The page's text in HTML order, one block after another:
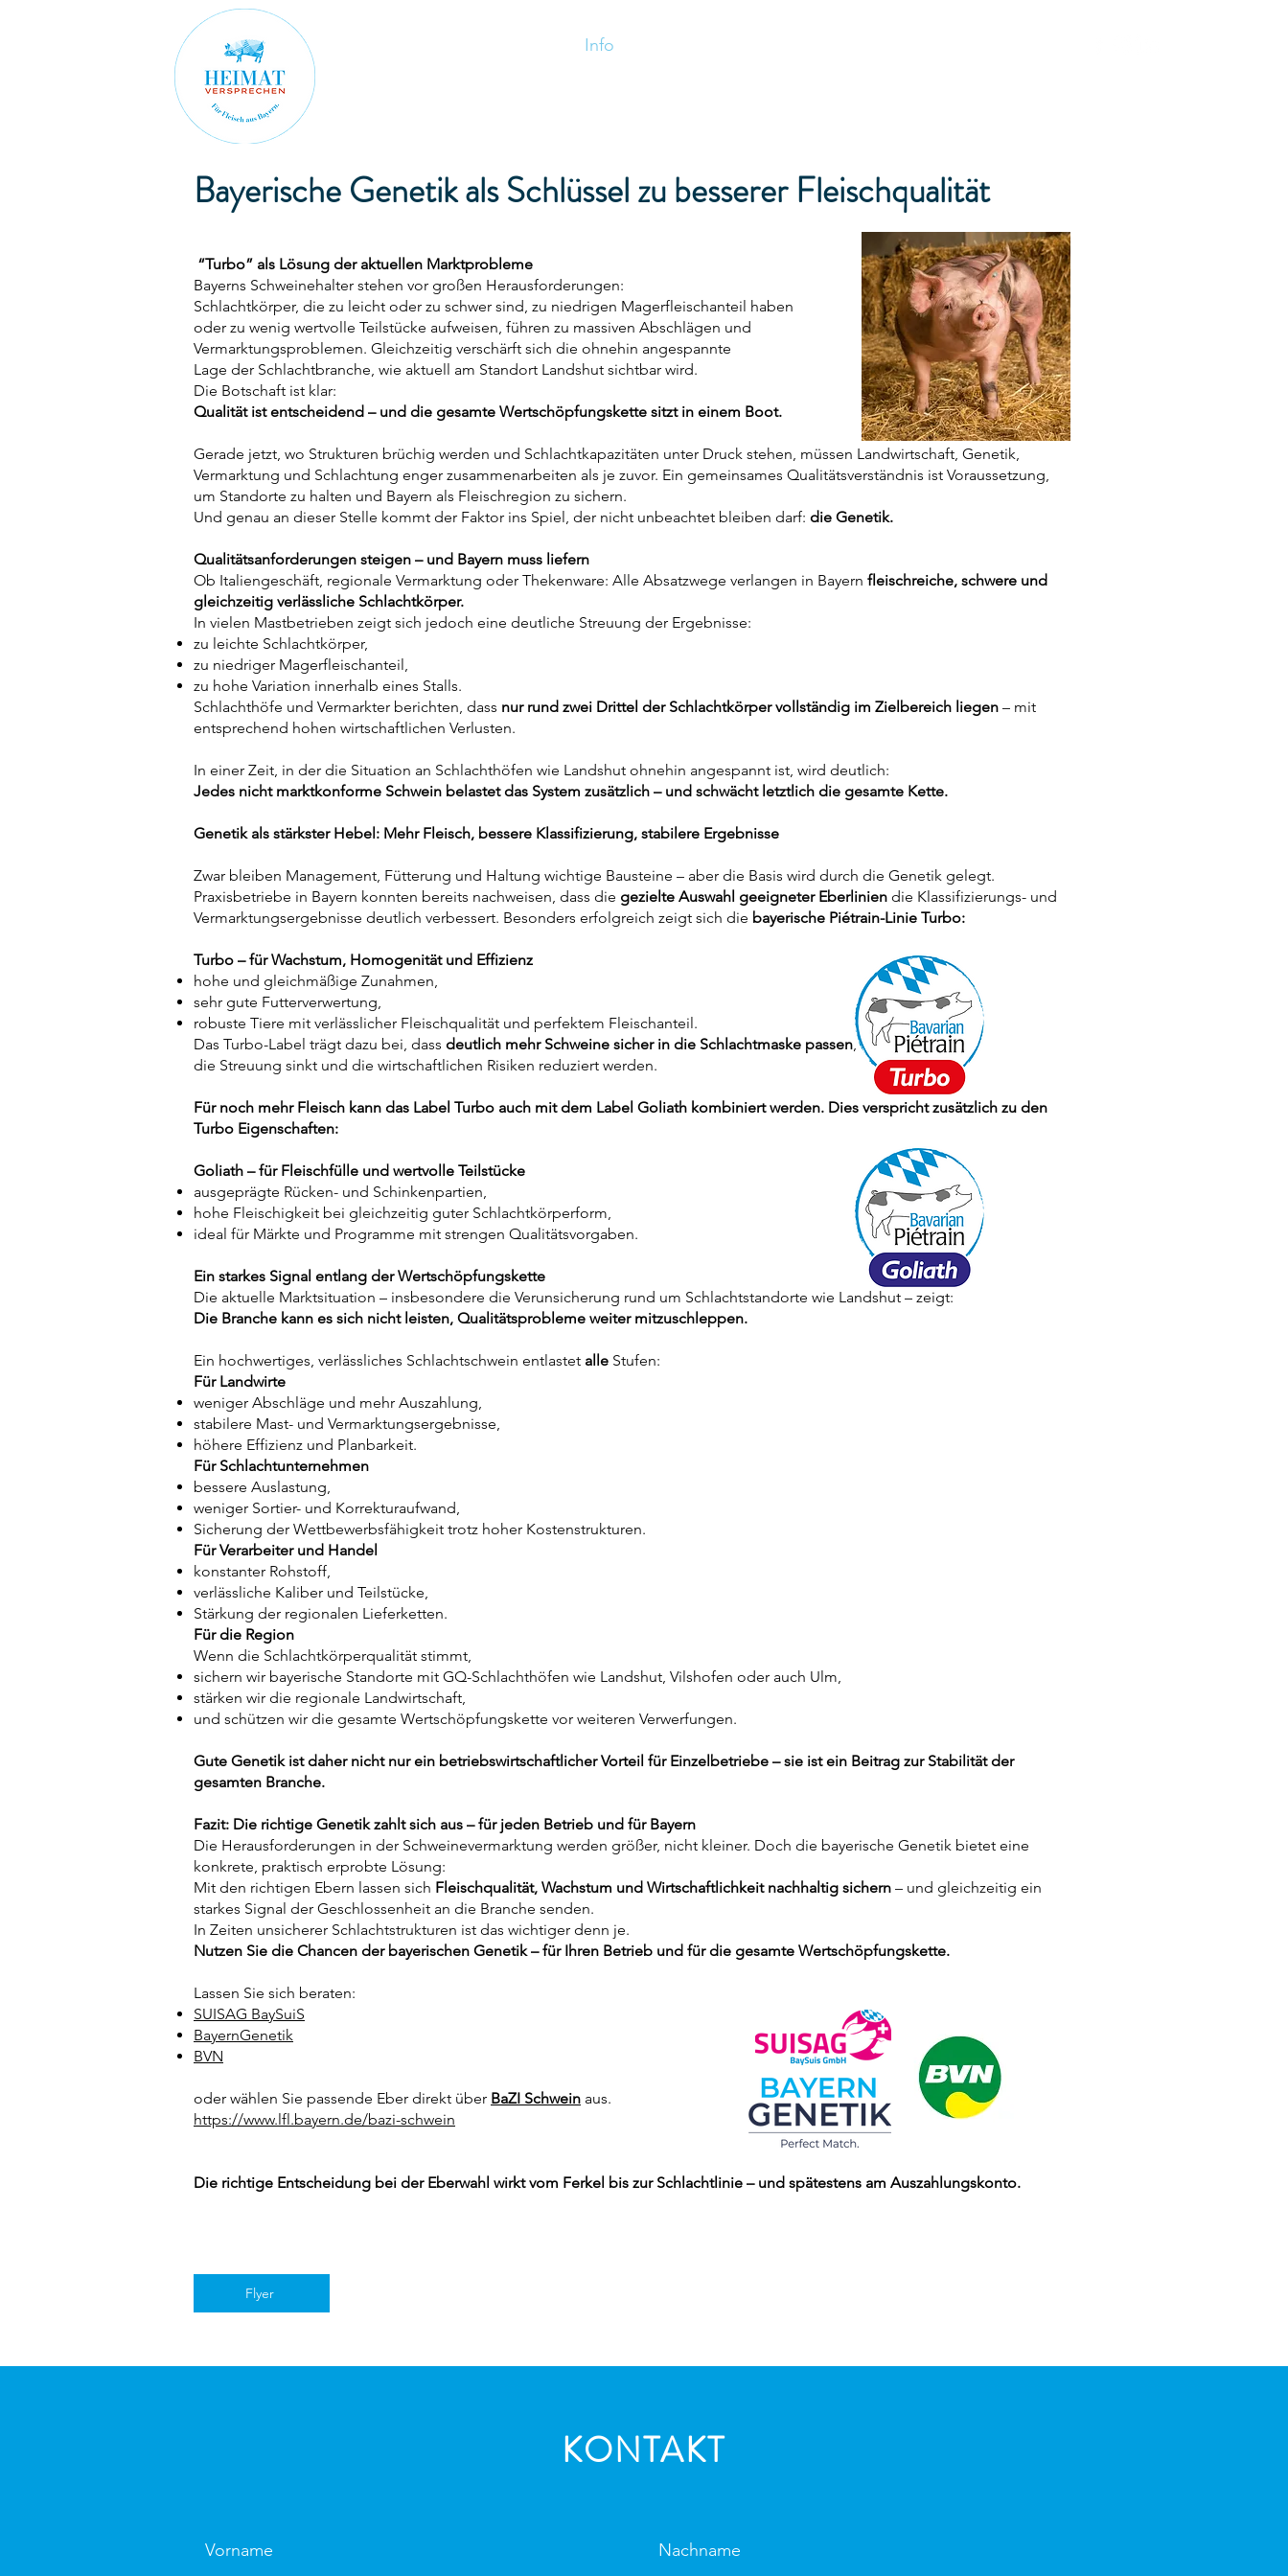
Info
Bayerische Genetik als Schlüssel zu besserer Fleischqualität
“Turbo” als Lösung der aktuellen Marktprobleme
Bayerns Schweinehalter stehen vor großen Herausforderungen:
Schlachtkörper, die zu leicht oder zu schwer sind, zu niedrigen Magerfleischanteil haben
oder zu wenig wertvolle Teilstücke aufweisen, führen zu massiven Abschlägen und
Vermarktungsproblemen. Gleichzeitig verschärft sich die ohnehin angespannte
Lage der Schlachtbranche, wie aktuell am Standort Landshut sichtbar wird.
Die Botschaft ist klar:
Qualität ist entscheidend – und die gesamte Wertschöpfungskette sitzt in einem Boot.
Gerade jetzt, wo Strukturen brüchig werden und Schlachtkapazitäten unter Druck stehen, müssen Landwirtschaft, Genetik,
Vermarktung und Schlachtung enger zusammenarbeiten als je zuvor. Ein gemeinsames Qualitätsverständnis ist Voraussetzung,
um Standorte zu halten und Bayern als Fleischregion zu sichern.
Und genau an dieser Stelle kommt der Faktor ins Spiel, der nicht unbeachtet bleiben darf: die Genetik.
Qualitätsanforderungen steigen – und Bayern muss liefern
Ob Italiengeschäft, regionale Vermarktung oder Thekenware: Alle Absatzwege verlangen in Bayern fleischreiche, schwere und
gleichzeitig verlässliche Schlachtkörper.
In vielen Mastbetrieben zeigt sich jedoch eine deutliche Streuung der Ergebnisse:
zu leichte Schlachtkörper,
zu niedriger Magerfleischanteil,
zu hohe Variation innerhalb eines Stalls.
Schlachthöfe und Vermarkter berichten, dass nur rund zwei Drittel der Schlachtkörper vollständig im Zielbereich liegen – mit
entsprechend hohen wirtschaftlichen Verlusten.
In einer Zeit, in der die Situation an Schlachthöfen wie Landshut ohnehin angespannt ist, wird deutlich:
Jedes nicht marktkonforme Schwein belastet das System zusätzlich – und schwächt letztlich die gesamte Kette.
Genetik als stärkster Hebel: Mehr Fleisch, bessere Klassifizierung, stabilere Ergebnisse
Zwar bleiben Management, Fütterung und Haltung wichtige Bausteine – aber die Basis wird durch die Genetik gelegt.
Praxisbetriebe in Bayern konnten bereits nachweisen, dass die gezielte Auswahl geeigneter Eberlinien die Klassifizierungs- und
Vermarktungsergebnisse deutlich verbessert. Besonders erfolgreich zeigt sich die bayerische Piétrain-Linie Turbo:
Turbo – für Wachstum, Homogenität und Effizienz
hohe und gleichmäßige Zunahmen,
sehr gute Futterverwertung,
robuste Tiere mit verlässlicher Fleischqualität und perfektem Fleischanteil.
Das Turbo-Label trägt dazu bei, dass deutlich mehr Schweine sicher in die Schlachtmaske passen,
die Streuung sinkt und die wirtschaftlichen Risiken reduziert werden.
Für noch mehr Fleisch kann das Label Turbo auch mit dem Label Goliath kombiniert werden. Dies verspricht zusätzlich zu den
Turbo Eigenschaften:
Goliath – für Fleischfülle und wertvolle Teilstücke
ausgeprägte Rücken- und Schinkenpartien,
hohe Fleischigkeit bei gleichzeitig guter Schlachtkörperform,
ideal für Märkte und Programme mit strengen Qualitätsvorgaben.
Ein starkes Signal entlang der Wertschöpfungskette
Die aktuelle Marktsituation – insbesondere die Verunsicherung rund um Schlachtstandorte wie Landshut – zeigt:
Die Branche kann es sich nicht leisten, Qualitätsprobleme weiter mitzuschleppen.
Ein hochwertiges, verlässliches Schlachtschwein entlastet alle Stufen:
Für Landwirte
weniger Abschläge und mehr Auszahlung,
stabilere Mast- und Vermarktungsergebnisse,
höhere Effizienz und Planbarkeit.
Für Schlachtunternehmen
bessere Auslastung,
weniger Sortier- und Korrekturaufwand,
Sicherung der Wettbewerbsfähigkeit trotz hoher Kostenstrukturen.
Für Verarbeiter und Handel
konstanter Rohstoff,
verlässliche Kaliber und Teilstücke,
Stärkung der regionalen Lieferketten.
Für die Region
Wenn die Schlachtkörperqualität stimmt,
sichern wir bayerische Standorte mit GQ-Schlachthöfen wie Landshut, Vilshofen oder auch Ulm,
stärken wir die regionale Landwirtschaft,
und schützen wir die gesamte Wertschöpfungskette vor weiteren Verwerfungen.
Gute Genetik ist daher nicht nur ein betriebswirtschaftlicher Vorteil für Einzelbetriebe – sie ist ein Beitrag zur Stabilität der
gesamten Branche.
Fazit: Die richtige Genetik zahlt sich aus – für jeden Betrieb und für Bayern
Die Herausforderungen in der Schweinevermarktung werden größer, nicht kleiner. Doch die bayerische Genetik bietet eine
konkrete, praktisch erprobte Lösung:
Mit den richtigen Ebern lassen sich Fleischqualität, Wachstum und Wirtschaftlichkeit nachhaltig sichern – und gleichzeitig ein
starkes Signal der Geschlossenheit an die Branche senden.
In Zeiten unsicherer Schlachtstrukturen ist das wichtiger denn je.
Nutzen Sie die Chancen der bayerischen Genetik – für Ihren Betrieb und für die gesamte Wertschöpfungskette.
Lassen Sie sich beraten:
SUISAG BaySuiS
BayernGenetik
BVN
oder wählen Sie passende Eber direkt über BaZI Schwein aus.
https://www.lfl.bayern.de/bazi-schwein
Die richtige Entscheidung bei der Eberwahl wirkt vom Ferkel bis zur Schlachtlinie – und spätestens am Auszahlungskonto.
Flyer
KONTAKT
Vorname Nachname